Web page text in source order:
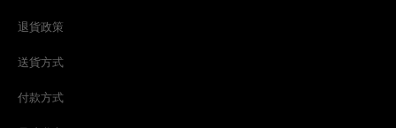
退貨政策
送貨方式
付款方式